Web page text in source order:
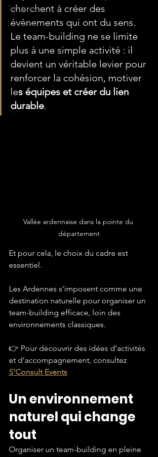
Tendance
L'agence
cherchent à créer des
événements qui ont du sens.
Le team-building ne se limite
plus à une simple activité : il
devient un véritable levier pour
renforcer la cohésion, motiver
les équipes et créer du lien
durable.
Vallée ardennaise dans la pointe du
département
Et pour cela, le choix du cadre est
essentiel.
Les Ardennes s’imposent comme une
destination naturelle pour organiser un
team-building efficace, loin des
environnements classiques.
👉 Pour découvrir des idées d’activités
et d’accompagnement, consultez
S’Consult Events
Un environnement
naturel qui change
tout
Organiser un team-building en pleine